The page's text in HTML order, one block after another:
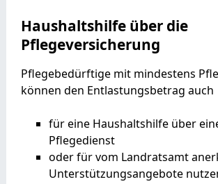
Haushaltshilfe über die
Pflegeversicherung
Pflegebedürftige mit mindestens
können den Entlastungsbetrag auch
für eine Haushaltshilfe über
Pflegedienst
oder für vom Landratsamt
Unterstützungsangebote